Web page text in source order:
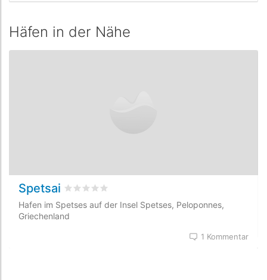
Häfen in der Nähe
Spetsai bewertet0
Hafen im Spetses auf der Insel Spetses, Peloponnes,
Griechenland
1 Kommentar